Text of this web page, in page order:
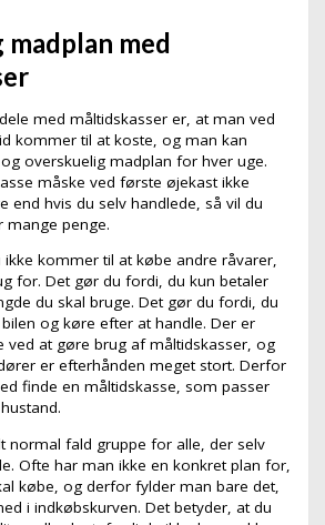
madplan med
med måltidskasser er, at man ved
kommer til at koste, og man kan
overskuelig madplan for hver uge.
måske ved første øjekast ikke
end hvis du selv handlede, så vil du
mange penge.
kommer til at købe andre råvarer,
for. Det gør du fordi, du kun betaler
du skal bruge. Det gør du fordi, du
og køre efter at handle. Der er
ved at gøre brug af måltidskasser, og
er efterhånden meget stort. Derfor
finde en måltidskasse, som passer
normal fald gruppe for alle, der selv
Ofte har man ikke en konkret plan for,
købe, og derfor fylder man bare det,
i indkøbskurven. Det betyder, at du